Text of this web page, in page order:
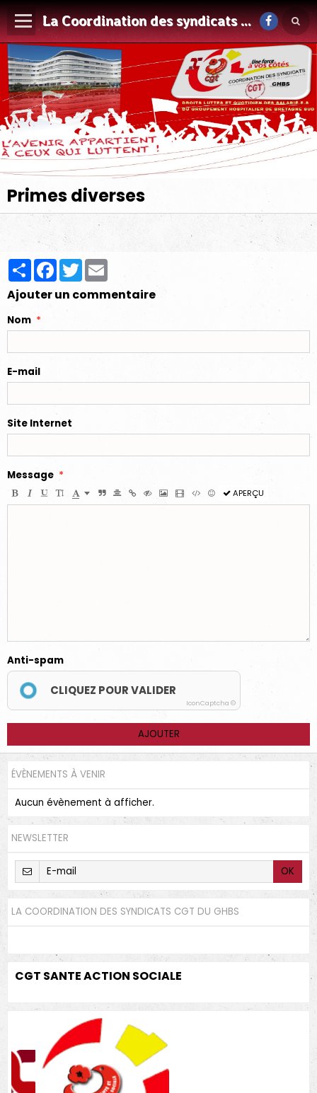
La Coordination des syndicats CGT du GHBS
Primes diverses
PartagerFacebook
Twitter
Ajouter un commentaire
Nom
E-mail
Site Internet
Message
APERÇU
Anti-spam
CLIQUEZ POUR VALIDER
IconCaptcha ©
AJOUTER
ÉVÈNEMENTS À VENIR
Aucun évènement à afficher.
NEWSLETTER
OK
LA COORDINATION DES SYNDICATS CGT DU GHBS
CGT SANTE ACTION SOCIALE